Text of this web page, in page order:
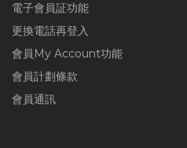
電子會員証功能
更換電話再登入
會員My Account功能
會員計劃條款
會員通訊